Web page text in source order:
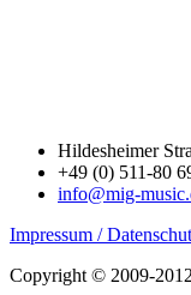
Hildesheimer
+49 (0) 511-80
info@mig-
Impressum /
Copyright © 2009-